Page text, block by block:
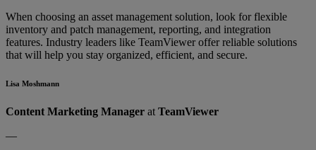
When choosing an asset management solution, look for flexible
inventory and patch management, reporting, and integration
features. Industry leaders like TeamViewer offer reliable solutions
that will help you stay organized, efficient, and secure.
Lisa Moshmann
Content Marketing Manager at TeamViewer
—